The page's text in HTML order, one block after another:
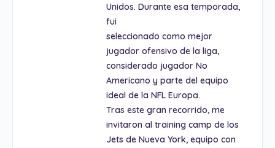
Unidos. Durante esa temporada,
fui
seleccionado como mejor
jugador ofensivo de la liga,
considerado jugador No
Americano y parte del equipo
ideal de la NFL Europa.
Tras este gran recorrido, me
invitaron al training camp de los
Jets de Nueva York, equipo con